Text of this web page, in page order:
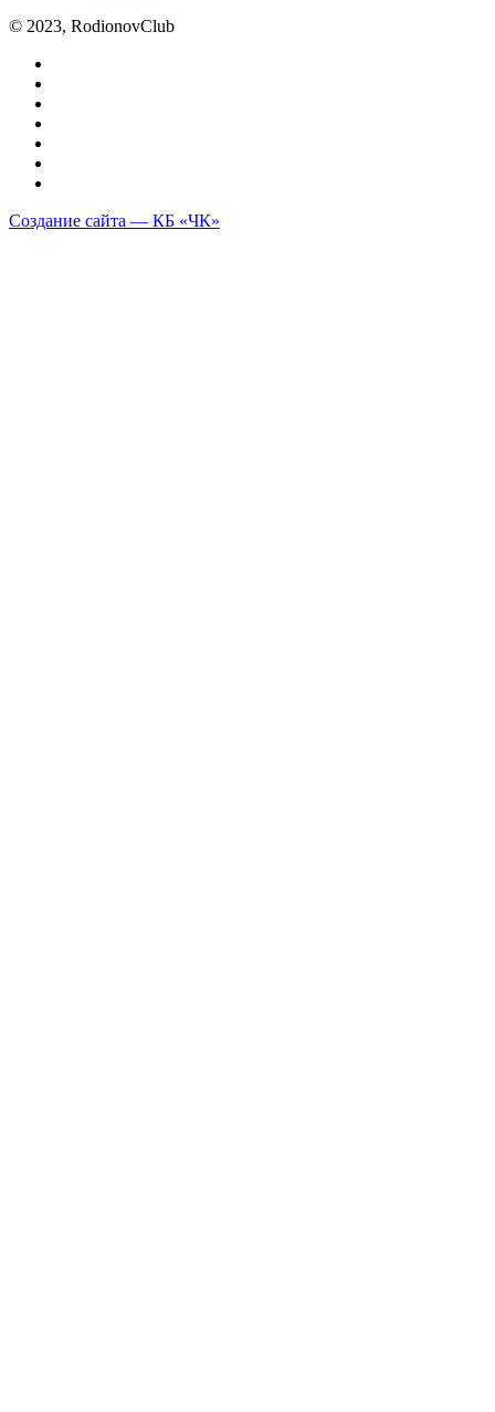
© 2023, RodionovClub
Создание сайта — КБ «ЧК»